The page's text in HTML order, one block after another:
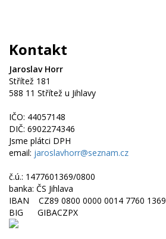
Kontakt
Jaroslav Horr
Střítež 181
588 11 Střítež u Jihlavy
IČO: 44057148
DIČ: 6902274346
Jsme plátci DPH
email: jaroslavhorr@seznam.cz
č.ú.: 1477601369/0800
banka: ČS Jihlava
IBAN CZ89 0800 0000 0014 7760 1369
BIG GIBACZPX